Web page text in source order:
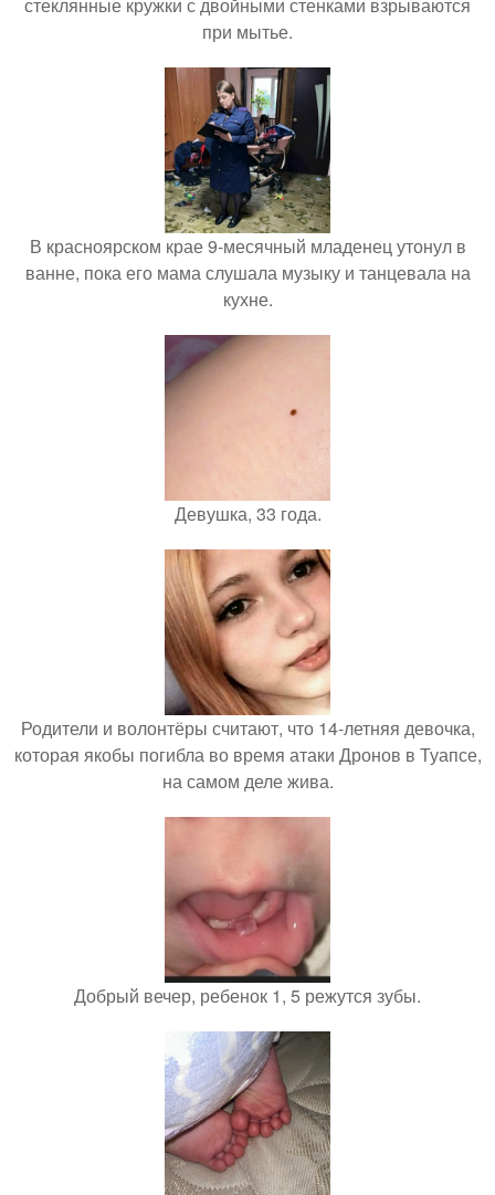
при мытье.
В красноярском крае 9-месячный младенец утонул в
ванне, пока его мама слушала музыку и танцевала на
кухне.
Девушка, 33 года.
Родители и волонтёры считают, что 14-летняя девочка,
которая якобы погибла во время атаки Дронов в Туапсе,
на самом деле жива.
Добрый вечер, ребенок 1, 5 режутся зубы.